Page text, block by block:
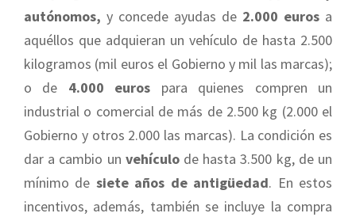
autónomos, y concede ayudas de 2.000 euros a
aquéllos que adquieran un vehículo de hasta 2.500
kilogramos (mil euros el Gobierno y mil las marcas);
o de 4.000 euros para quienes compren un
industrial o comercial de más de 2.500 kg (2.000 el
Gobierno y otros 2.000 las marcas). La condición es
dar a cambio un vehículode hasta 3.500 kg, de un
mínimo de siete años de antigüedad. En estos
incentivos, además, también se incluye la compra